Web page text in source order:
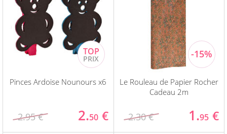
Pinces Ardoise Nounours x6
2.95 € 2.50 €
Le Rouleau de Papier Rocher
Cadeau 2m
2.30 € 1.95 €